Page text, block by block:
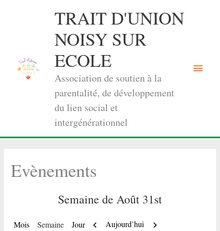
TRAIT D'UNION
NOISY SUR
ECOLE
Association de soutien à la
parentalité, de développement
du lien social et
intergénérationnel
Menu
Evènements
Semaine de Août 31st
Mois Semaine Jour Précédent
Aujourd’hui Suivant